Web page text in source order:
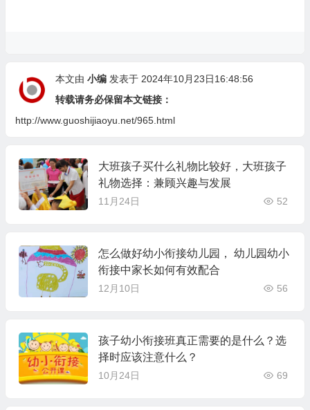
本文由 小编发表于 2024年10月23日16:48:56
转载请务必保留本文链接：
http://www.guoshijiaoyu.net/965.html
大班孩子买什么礼物比较好，大班孩子
礼物选择：兼顾兴趣与发展
11月24日 52
怎么做好幼小衔接幼儿园， 幼儿园幼小
衔接中家长如何有效配合
12月10日 56
孩子幼小衔接班真正需要的是什么？选
择时应该注意什么？
10月24日 69